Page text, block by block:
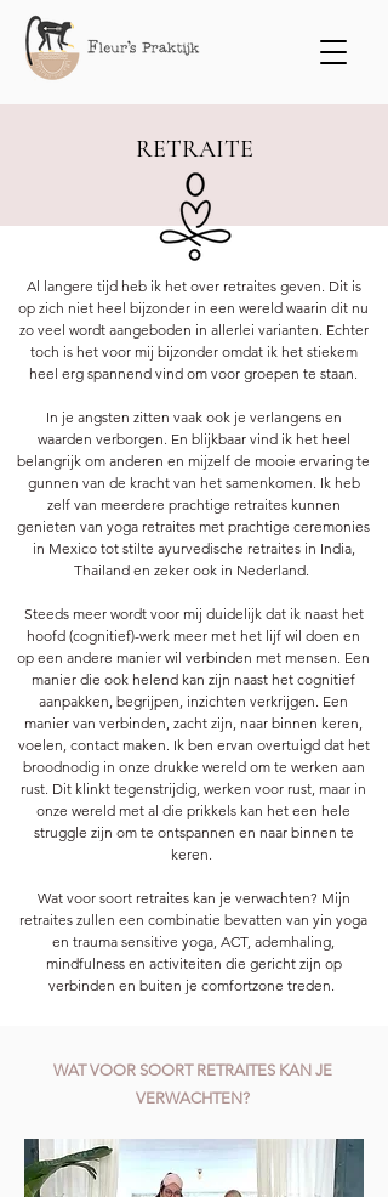
RETRAITE
Al langere tijd heb ik het over retraites geven. Dit is
op zich niet heel bijzonder in een wereld waarin dit nu
zo veel wordt aangeboden in allerlei varianten. Echter
toch is het voor mij bijzonder omdat ik het stiekem
heel erg spannend vind om voor groepen te staan.
In je angsten zitten vaak ook je verlangens en
waarden verborgen. En blijkbaar vind ik het heel
belangrijk om anderen en mijzelf de mooie ervaring te
gunnen van de kracht van het samenkomen. Ik heb
zelf van meerdere prachtige retraites kunnen
genieten van yoga retraites met prachtige ceremonies
in Mexico tot stilte ayurvedische retraites in India,
Thailand en zeker ook in Nederland.
Steeds meer wordt voor mij duidelijk dat ik naast het
hoofd (cognitief)-werk meer met het lijf wil doen en
op een andere manier wil verbinden met mensen. Een
manier die ook helend kan zijn naast het cognitief
aanpakken, begrijpen, inzichten verkrijgen. Een
manier van verbinden, zacht zijn, naar binnen keren,
voelen, contact maken. Ik ben ervan overtuigd dat het
broodnodig in onze drukke wereld om te werken aan
rust. Dit klinkt tegenstrijdig, werken voor rust, maar in
onze wereld met al die prikkels kan het een hele
struggle zijn om te ontspannen en naar binnen te
keren.
Wat voor soort retraites kan je verwachten? ​Mijn
retraites zullen een combinatie bevatten van yin yoga
en trauma sensitive yoga, ACT, ademhaling,
mindfulness en activiteiten die gericht zijn op
verbinden en buiten je comfortzone treden.
WAT VOOR SOORT RETRAITES KAN JE
VERWACHTEN?